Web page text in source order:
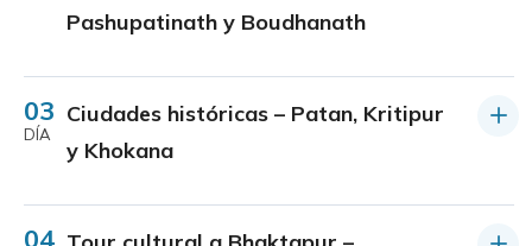
Pashupatinath y Boudhanath
03
DÍA
Ciudades históricas – Patan, Kritipur
y Khokana
04